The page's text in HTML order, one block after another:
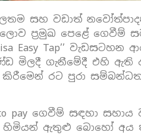
සහ වඩාත්
ප්‍රමුඛ පෙළේ ගෙවීම්
Easy Tap’’
මිලදී ගැනීමේදී එහි
කිරීමෙන් රට පුරා
to pay ගෙවීම් සඳහා
හිමියන් ඇතුළු බොහෝ